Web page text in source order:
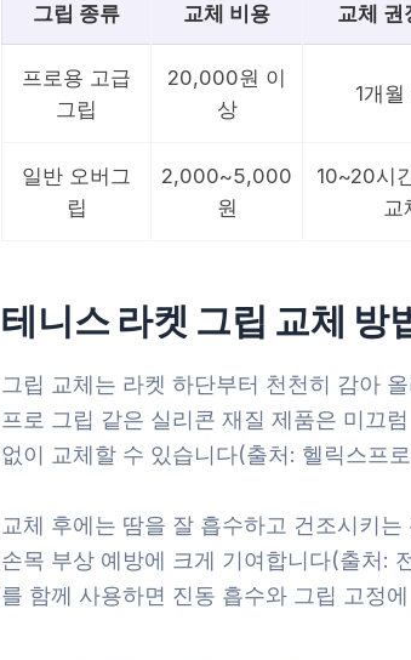
그립 종류 교체 비용 교체 권
프로용 고급
그립
20,000원 이
상
1개월
일반 오버그
립
2,000~5,000
원
10~20시
교
테니스 라켓 그립 교체 방
그립 교체는 라켓 하단부터 천천히 감아
프로 그립 같은 실리콘 재질 제품은 미끄
없이 교체할 수 있습니다(출처: 헬릭스프
교체 후에는 땀을 잘 흡수하고 건조시키
손목 부상 예방에 크게 기여합니다(출처:
를 함께 사용하면 진동 흡수와 그립 고정